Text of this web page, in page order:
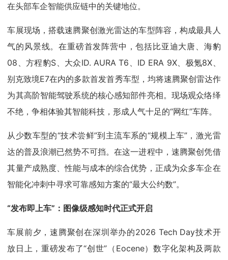
在头部车企智能供应链中的关键地位。
车展现场，搭载速腾聚创激光雷达的车型阵容，构成最具人
气的风景线。在重磅首发阵营中，包括比亚迪大唐、海豹
08、方程豹S、大众ID. AURA T6、ID ERA 9X、极氪8X、
别克致境E7在内的多款首发首秀车型，均将速腾聚创雷达作
为其高阶智能驾驶系统的核心感知部件亮相。现场观众络绎
不绝，争相体验其智能科技，形成人气十足的“网红”车阵。
从少数车型的“技术尝鲜”到主流车系的“规模上车”，激光雷
达的普及浪潮已然势不可挡。在这一进程中，速腾聚创凭借
其量产成熟度、性能与成本的综合优势，正成为众多车企在
智能化冲刺中寻求可靠感知方案的“最大公约数”。
“发布即上车”：图像级感知时代正式开启
车展前夕，速腾聚创在深圳举办的2026 Tech Day技术开
放日上，重磅发布了“创世”（Eocene）数字化架构及两款